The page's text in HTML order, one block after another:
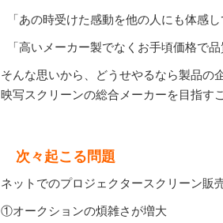
「あの時受けた感動を他の人にも体感し
「高いメーカー製でなくお手頃価格で
そんな思いから、どうせやるなら製品の
映写スクリーンの総合メーカーを目指す
次々起こる問題
ネットでのプロジェクタースクリーン販
①オークションの煩雑さが増大